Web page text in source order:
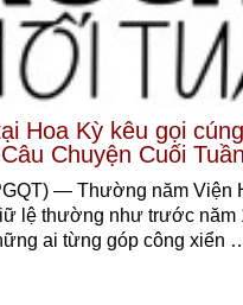
Hoa Kỳ kêu gọi
Chuyện Cuối
— Thường năm Viện
lệ thường như trước
ai từng góp công xiển